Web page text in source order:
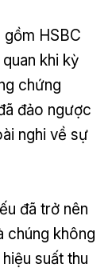
HSBC
khi kỳ
chứng
đảo ngược
nghi về sự
đã trở nên
chúng không
suất thu